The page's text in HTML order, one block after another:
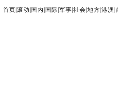
首页 滚动 国内 国际 军事 社会 地方 港澳